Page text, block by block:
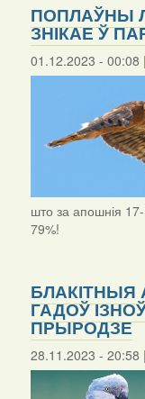
ПОПЛАЎНЫ
ЗНІКАЕ Ў
01.12.2023 - 00:08 |
што за апошнія
79%!
ГАДОЎ
ПРЫРОДЗЕ
28.11.2023 - 20:58 |